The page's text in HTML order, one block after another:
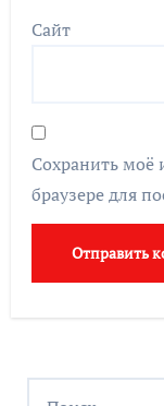
Сайт
Сохранить моё
браузере для